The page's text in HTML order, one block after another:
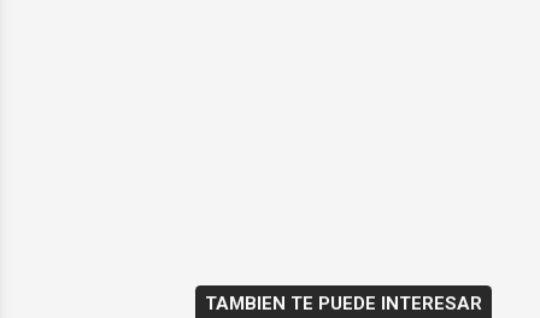
TAMBIEN TE PUEDE INTERESAR